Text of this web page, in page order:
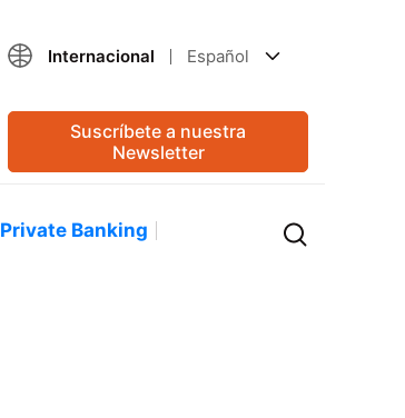
Internacional Español
Suscríbete a nuestra
Newsletter
Private Banking